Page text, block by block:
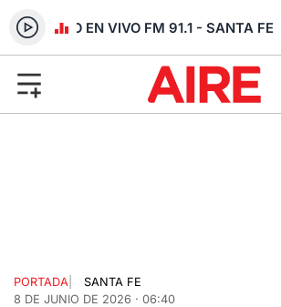
RADIO EN VIVO FM 91.1 - SANTA FE
PORTADA
SANTA FE
8 DE JUNIO DE 2026 · 06:40